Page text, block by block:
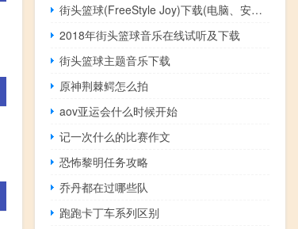
街头篮球(FreeStyle Joy)下载(电脑、安卓和IOS所有版本)
2018年街头篮球音乐在线试听及下载
街头篮球主题音乐下载
原神荆棘鳄怎么拍
aov亚运会什么时候开始
记一次什么的比赛作文
恐怖黎明任务攻略
乔丹都在过哪些队
跑跑卡丁车系列区别